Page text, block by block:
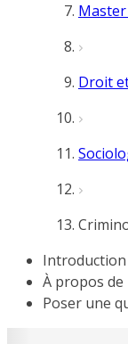
Droit
Introduction
À propos de
Poser une